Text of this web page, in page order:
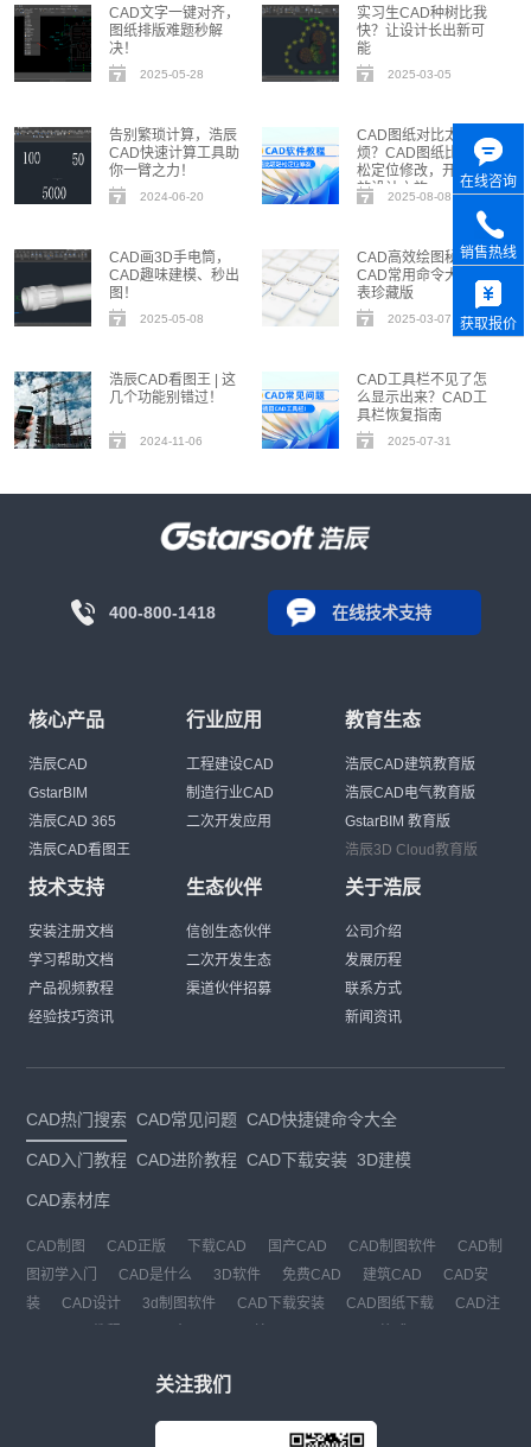
CAD文字一键对齐，
图纸排版难题秒解
决！
2025-05-28
实习生CAD种树比我
快？让设计长出新可
能
2025-03-05
告别繁琐计算，浩辰
CAD快速计算工具助
你一臂之力！
2024-06-20
CAD图纸对比太麻
烦？CAD图纸比较轻
松定位修改，开启高
效设计之旅
2025-08-08
CAD画3D手电筒，
CAD趣味建模、秒出
图！
2025-05-08
CAD高效绘图秘籍：
CAD常用命令大全图
表珍藏版
2025-03-07
浩辰CAD看图王 | 这
几个功能别错过！
2024-11-06
CAD工具栏不见了怎
么显示出来？CAD工
具栏恢复指南
2025-07-31
400-800-1418 在线技术支持
核心产品
浩辰CAD
GstarBIM
浩辰CAD 365
浩辰CAD看图王
行业应用
工程建设CAD
制造行业CAD
二次开发应用
教育生态
浩辰CAD建筑教育版
浩辰CAD电气教育版
GstarBIM 教育版
浩辰3D Cloud教育版
技术支持
安装注册文档
学习帮助文档
产品视频教程
经验技巧资讯
生态伙伴
信创生态伙伴
二次开发生态
渠道伙伴招募
关于浩辰
公司介绍
发展历程
联系方式
新闻资讯
CAD热门搜索 CAD常见问题 CAD快捷键命令大全
CAD入门教程 CAD进阶教程 CAD下载安装 3D建模
CAD素材库
CAD制图 CAD正版 下载CAD 国产CAD CAD制图软件
CAD制
图初学入门
CAD是什么 3D软件 免费CAD 建筑CAD
CAD安
装
CAD设计 3d制图软件 CAD下载安装 CAD图纸下载
CAD注
关注我们
在线咨询
销售热线
获取报价